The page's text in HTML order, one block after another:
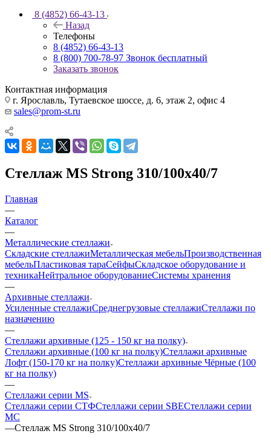
8 (4852) 66-43-13
Назад
Телефоны
8 (4852) 66-43-13
8 (800) 700-78-97 Звонок бесплатный
Заказать звонок
Контактная информация
г. Ярославль, Тутаевское шоссе, д. 6, этаж 2, офис 4
sales@prom-st.ru
Стеллаж MS Strong 310/100х40/7
Главная
—
Каталог
—
Металлические стеллажи
Складские стеллажиМеталлическая мебельПроизводственная
мебельПластиковая тараСейфыСкладское оборудование и
техникаНейтральное оборудованиеСистемы хранения
—
Архивные стеллажи
Усиленные стеллажиСреднегрузовые стеллажиСтеллажи по
назначению
—
Стеллажи архивные (125 - 150 кг на полку)
Стеллажи архивные (100 кг на полку)Стеллажи архивные
Лофт (150-170 кг на полку)Стеллажи архивные Чёрные (100
кг на полку)
—
Стеллажи серии MS
Стеллажи серии СТФСтеллажи серии SBEСтеллажи серии
МС
—Стеллаж MS Strong 310/100х40/7